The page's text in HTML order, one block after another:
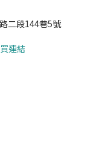
二段144巷5號
連結